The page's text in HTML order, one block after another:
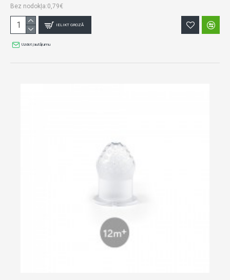
Bez nodokļa:0,79€
IELIKT GROZĀ
Uzdot jautājumu